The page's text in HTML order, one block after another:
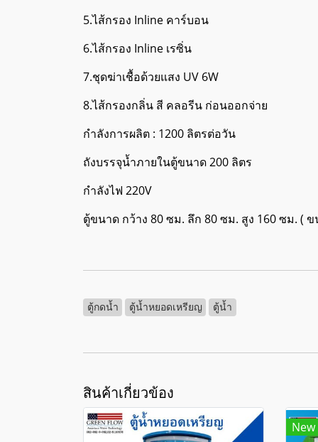
5.ไส้กรอง Inline คาร์บอน
6.ไส้กรอง Inline เรซิ่น
7.ชุดฆ่าเชื้อด้วยแสง UV 6W
8.ไส้กรองกลิ่น สี คลอรีน ก่อนออกจ่าย
กำลังการผลิต : 1200 ลิตรต่อวัน
ถังบรรจุน้ำภายในตู้ขนาด 200 ลิตร
กำลังไฟ 220V
ตู้ขนาด กว้าง 80 ซม. ลึก 80 ซม. สูง 160 ซม. (
ตู้กดน้ำ ตู้น้ำหยอดเหรียญ ตู้น้ำ
สินค้าเกี่ยวข้อง
New